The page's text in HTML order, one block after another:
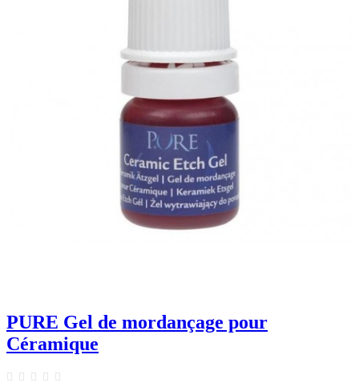
PURE Gel de mordançage pour
Céramique